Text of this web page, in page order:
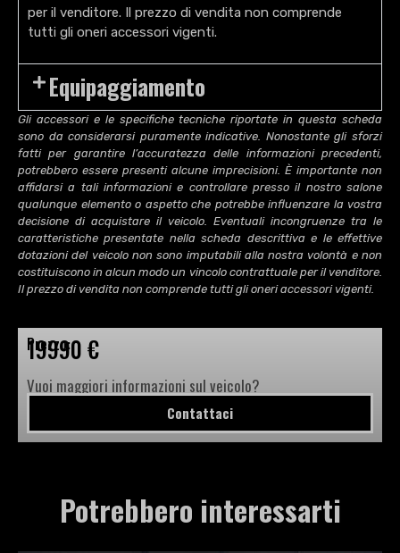
per il venditore. Il prezzo di vendita non comprende
tutti gli oneri accessori vigenti.
Equipaggiamento
Gli accessori e le specifiche tecniche riportate in questa scheda
sono da considerarsi puramente indicative. Nonostante gli sforzi
fatti per garantire l’accuratezza delle informazioni precedenti,
potrebbero essere presenti alcune imprecisioni. È importante non
affidarsi a tali informazioni e controllare presso il nostro salone
qualunque elemento o aspetto che potrebbe influenzare la vostra
decisione di acquistare il veicolo. Eventuali incongruenze tra le
caratteristiche presentate nella scheda descrittiva e le effettive
dotazioni del veicolo non sono imputabili alla nostra volontà e non
costituiscono in alcun modo un vincolo contrattuale per il venditore.
Il prezzo di vendita non comprende tutti gli oneri accessori vigenti.
Prezzo:
19990 €
Vuoi maggiori informazioni sul veicolo?
Contattaci
Potrebbero interessarti